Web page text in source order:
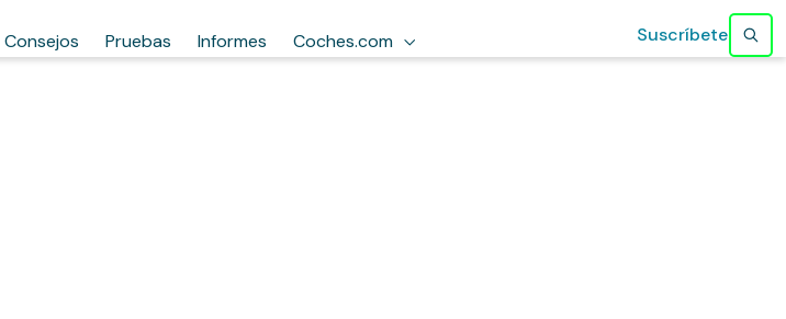
Consejos Pruebas Informes Coches.com Suscríbete